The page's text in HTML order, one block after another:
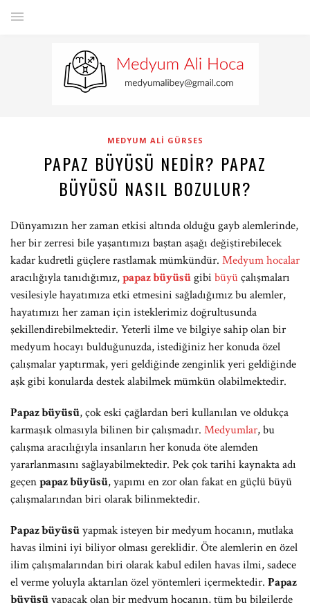
MEDYUM ALI GÜRSES
PAPAZ BÜYÜSÜ NEDIR? PAPAZ
BÜYÜSÜ NASIL BOZULUR?
Dünyamızın her zaman etkisi altında olduğu gayb alemlerinde,
her bir zerresi bile yaşantımızı baştan aşağı değiştirebilecek
kadar kudretli güçlere rastlamak mümkündür. Medyum hocalar
aracılığıyla tanıdığımız,papaz büyüsügibi büyüçalışmaları
vesilesiyle hayatımıza etki etmesini sağladığımız bu alemler,
hayatımızı her zaman için isteklerimiz doğrultusunda
şekillendirebilmektedir. Yeterli ilme ve bilgiye sahip olan bir
medyum hocayı bulduğunuzda, istediğiniz her konuda özel
çalışmalar yaptırmak, yeri geldiğinde zenginlik yeri geldiğinde
aşk gibi konularda destek alabilmek mümkün olabilmektedir.
Papaz büyüsü, çok eski çağlardan beri kullanılan ve oldukça
karmaşık olmasıyla bilinen bir çalışmadır. Medyumlar, bu
çalışma aracılığıyla insanların her konuda öte alemden
yararlanmasını sağlayabilmektedir. Pek çok tarihi kaynakta adı
geçenpapaz büyüsü, yapımı en zor olan fakat en güçlü büyü
çalışmalarından biri olarak bilinmektedir.
Papaz büyüsüyapmak isteyen bir medyum hocanın, mutlaka
havas ilmini iyi biliyor olması gereklidir. Öte alemlerin en özel
ilim çalışmalarından biri olarak kabul edilen havas ilmi, sadece
el verme yoluyla aktarılan özel yöntemleri içermektedir. Papaz
büyüsüyapacak olan bir medyum hocanın, tüm bu bilgilerde